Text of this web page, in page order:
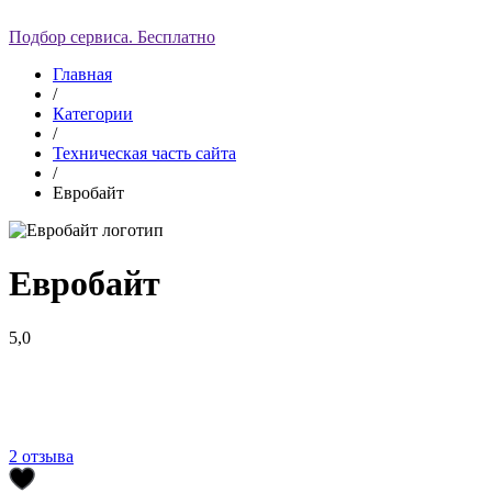
Подбор сервиса. Бесплатно
Главная
/
Категории
/
Техническая часть сайта
/
Евробайт
Евробайт
5,0
2 отзыва